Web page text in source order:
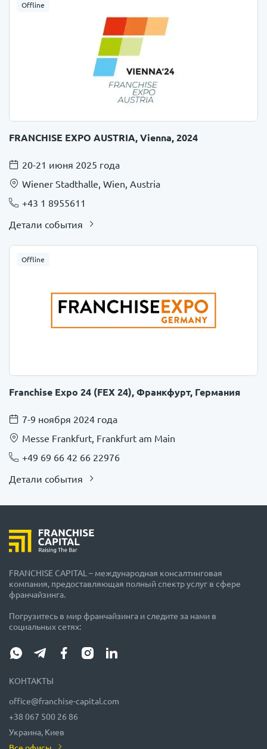
Offline
FRANCHISE EXPO AUSTRIA, Vienna, 2024
20-21 июня 2025 года
Wiener Stadthalle, Wien, Austria
+43 1 8955611
Детали события
Offline
Franchise Expo 24 (FEX 24), Франкфурт, Германия
7-9 ноября 2024 года
Messe Frankfurt, Frankfurt am Main
+49 69 66 42 66 22976
Детали события
FRANCHISE CAPITAL – международная консалтинговая
компания, предоставляющая полный спектр услуг в сфере
франчайзинга.
Погрузитесь в мир франчайзинга и следите за нами в
социальных сетях:
КОНТАКТЫ
office@franchise-capital.com
+38 067 500 26 86
Украина, Киев